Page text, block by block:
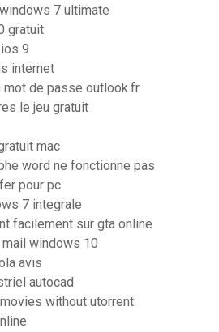
7 ultimate
gratuit
9
internet
mot de passe outlook.fr
le jeu gratuit
mac
word ne fonctionne pas
pour pc
7 integrale
facilement sur gta online
windows 10
avis
autocad
without utorrent